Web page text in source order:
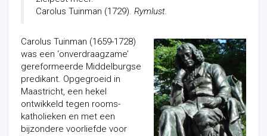
Carolus Tuinman (1729). Rymlust.
Carolus Tuinman (1659-1728)
was een ‘onverdraagzame’
gereformeerde Middelburgse
predikant. Opgegroeid in
Maastricht, een hekel
ontwikkeld tegen rooms-
katholieken en met een
bijzondere voorliefde voor